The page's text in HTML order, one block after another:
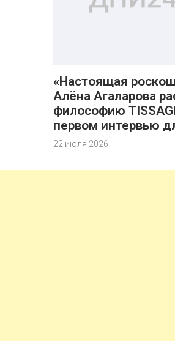
«Настоящая
Алёна Агаларова
философию
первом интервью
22 июля 2026